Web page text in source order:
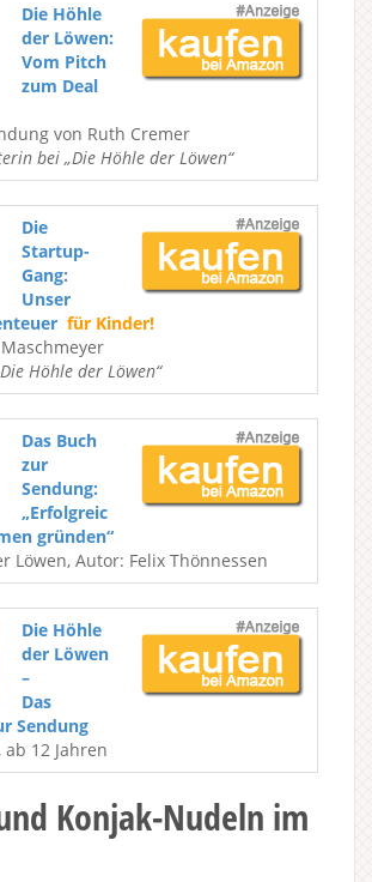
Die Höhle
der Löwen:
Vom Pitch
zum Deal
von Ruth Cremer
bei „Die Höhle der Löwen“
Die
Startup-
Gang:
Unser
für Kinder!
Höhle der Löwen“
Das Buch
zur
Sendung:
„Erfolgreic
gründen“
Löwen, Autor: Felix Thönnessen
Die Höhle
der Löwen
–
Das
Sendung
12 Jahren
Konjak-Nudeln im